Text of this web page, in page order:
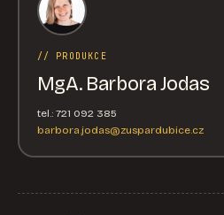
// PRODUKCE
MgA. Barbora Jodas
tel.: 721 092 385
barbora.jodas@zuspardubice.cz